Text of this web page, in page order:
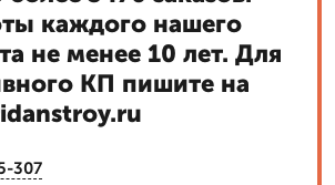
каждого нашего
не менее 10 лет. Для
КП пишите на
307